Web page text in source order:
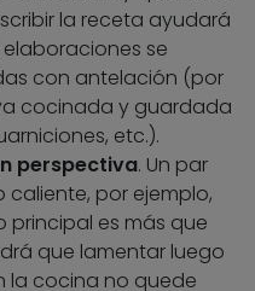
la receta ayudará
se
con antelación (por
cocinada y guardada
etc.).
perspectiva. Un par
por ejemplo,
es más que
que lamentar luego
la cocina no quede